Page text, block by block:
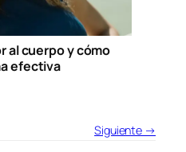
al cuerpo y cómo
efectiva
Siguiente →